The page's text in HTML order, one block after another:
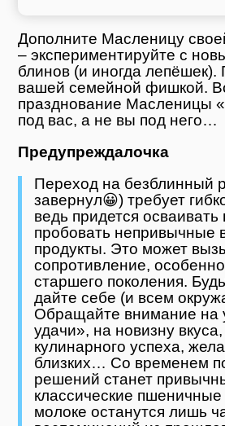
Дополните Масленицу
– экспериментируйте с
блинов (и иногда лепёшек).
вашей семейной фишкой.
празднование Масленицы
под вас, а не вы под него…
Предупреждалочка
Переход на безблинный
завернул😀) требует
ведь придется
пробовать непривычные
продукты. Это может
сопротивление,
старшего поколения.
дайте себе (и всем
Обращайте внимание на
удачи», на новизну
кулинарного успеха,
близких… Со временем
решений станет
классические
молоке останутся лишь